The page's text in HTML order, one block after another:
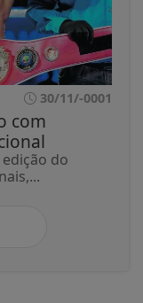
30/11/-0001
com
do